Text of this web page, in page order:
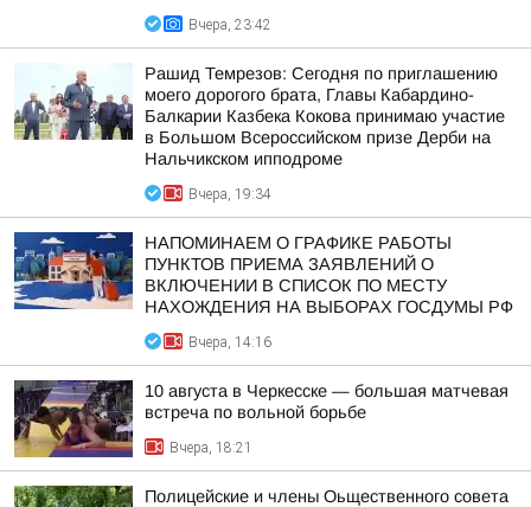
Вчера, 23:42
Рашид Темрезов: Сегодня по приглашению
моего дорогого брата, Главы Кабардино-
Балкарии Казбека Кокова принимаю участие
в Большом Всероссийском призе Дерби на
Нальчикском ипподроме
Вчера, 19:34
НАПОМИНАЕМ О ГРАФИКЕ РАБОТЫ
ПУНКТОВ ПРИЕМА ЗАЯВЛЕНИЙ О
ВКЛЮЧЕНИИ В СПИСОК ПО МЕСТУ
НАХОЖДЕНИЯ НА ВЫБОРАХ ГОСДУМЫ РФ
Вчера, 14:16
10 августа в Черкесске — большая матчевая
встреча по вольной борьбе
Вчера, 18:21
Полицейские и члены Оьщественного совета